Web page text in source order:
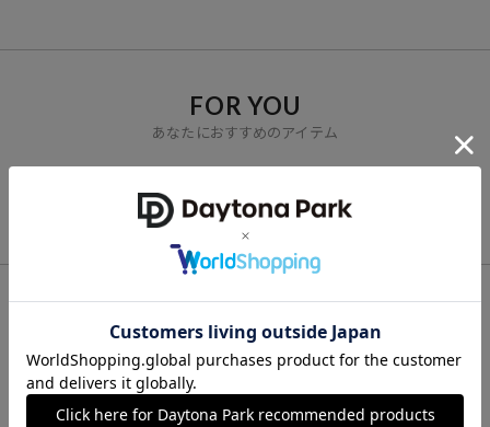
【PUBLUX/パブリュクス】
その瞬間を大切に、なりたい自分になれたら。
いま着たいリアルクローズを自由な感性で提案する、
ジェンダーレスなストリートブランドです。
FOR YOU
あなたにおすすめのアイテム
CHECK LIST
最近チェックした商品